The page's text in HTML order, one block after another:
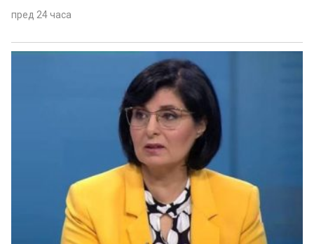
пред 24 часа